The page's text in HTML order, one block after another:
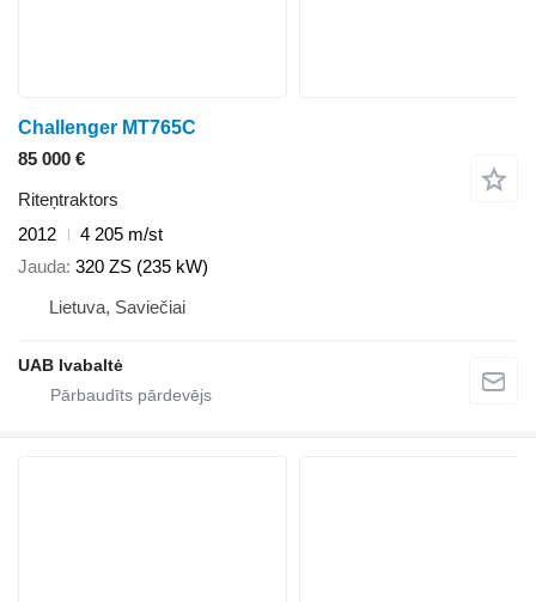
Challenger MT765C
85 000 €
Riteņtraktors
2012
4 205 m/st
Jauda 320 ZS (235 kW)
Lietuva, Saviečiai
UAB Ivabaltė